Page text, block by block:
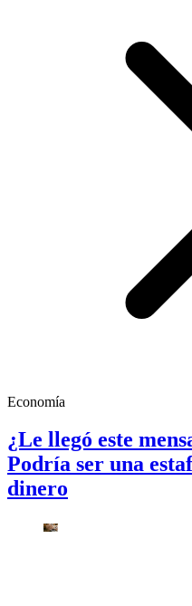
Economía
¿Le llegó este
Podría ser una
dinero